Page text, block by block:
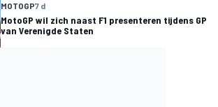
MOTOGP7 d
MotoGP wil zich naast F1 presenteren tijdens GP
van Verenigde Staten